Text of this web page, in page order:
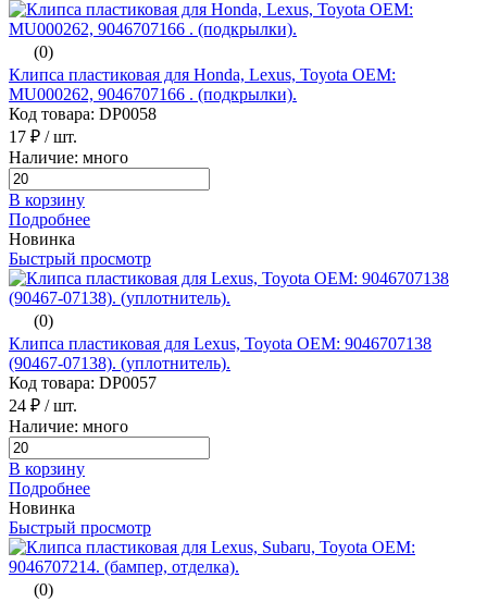
(0)
Клипса пластиковая для Honda, Lexus, Toyota ОЕМ:
MU000262, 9046707166 . (подкрылки).
Код товара: DP0058
17 ₽ / шт.
Наличие: много
В корзину
Подробнее
Новинка
Быстрый просмотр
(0)
Клипса пластиковая для Lexus, Toyota ОЕМ: 9046707138
(90467-07138). (уплотнитель).
Код товара: DP0057
24 ₽ / шт.
Наличие: много
В корзину
Подробнее
Новинка
Быстрый просмотр
(0)